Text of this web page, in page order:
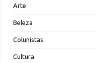
Arte
Beleza
Colunistas
Cultura